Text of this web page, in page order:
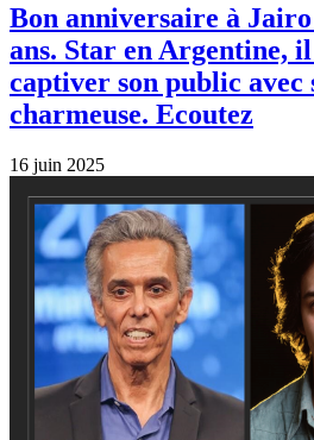
Bon anniversaire à Jairo
ans. Star en Argentine,
captiver son public avec
charmeuse. Ecoutez
16 juin 2025